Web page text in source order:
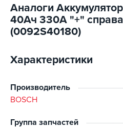
г. Киев, ул. Остафия
Дашкевича, 15
забрать 11 августа
Аналоги
40Ач 330А "+"
(0092S40180)
Характеристики
Производитель
BOSCH
Группа запчастей